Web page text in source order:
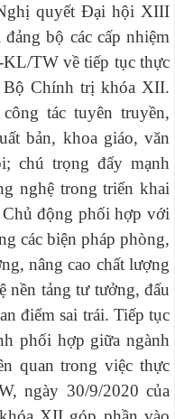
quyết Đại hội XIII
bộ các cấp nhiệm
TW về tiếp tục thực
Chính trị khóa XII.
tác tuyên truyền,
bản, khoa giáo, văn
chú trọng đẩy mạnh
nghệ trong triển khai
động phối hợp với
các biện pháp phòng,
nâng cao chất lượng
nền tảng tư tưởng, đấu
điểm sai trái. Tiếp tục
phối hợp giữa ngành
quan trong việc thực
ngày 30/9/2020 của